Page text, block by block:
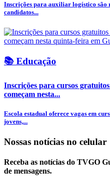
Inscrições para auxiliar logístico
candidatos...
📚 Educação
Inscrições para cursos
começam nesta...
Escola estadual oferece vagas em
jovens,...
Nossas notícias no celular
Receba as notícias do TVGO
de mensagens.